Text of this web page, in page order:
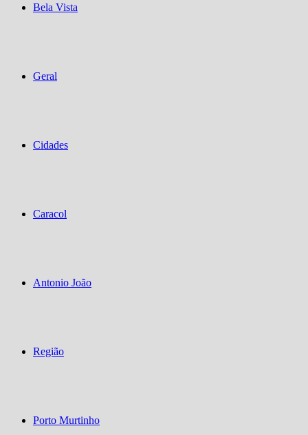
Bela Vista
Geral
Cidades
Caracol
Antonio João
Região
Porto Murtinho